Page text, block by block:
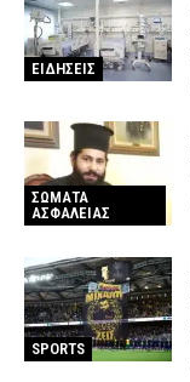
ΕΙΔΗΣΕΙΣ
ΣΩΜΑΤΑ
ΑΣΦΑΛΕΙΑΣ
SPORTS